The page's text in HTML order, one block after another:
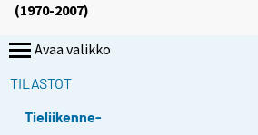
(1970-2007)
Avaa valikko
TILASTOT
Tieliikenne-